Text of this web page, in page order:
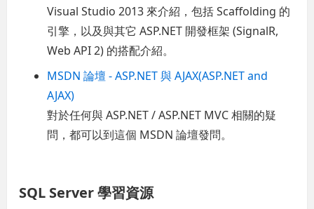
Visual Studio 2013 來介紹，包括 Scaffolding 的
引擎，以及與其它 ASP.NET 開發框架 (SignalR,
Web API 2) 的搭配介紹。
MSDN 論壇 - ASP.NET 與 AJAX(ASP.NET and
AJAX)
對於任何與 ASP.NET / ASP.NET MVC 相關的疑
問，都可以到這個 MSDN 論壇發問。
SQL Server 學習資源